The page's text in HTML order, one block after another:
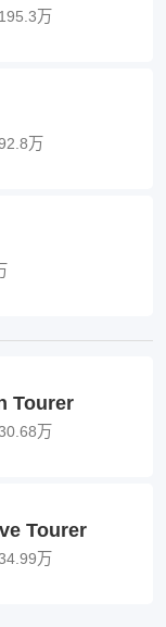
万
万
Tourer
万
Tourer
万